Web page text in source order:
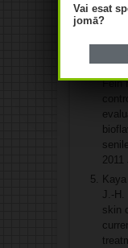
Fein
2011
J.-
skin
Vai esat
jomā?